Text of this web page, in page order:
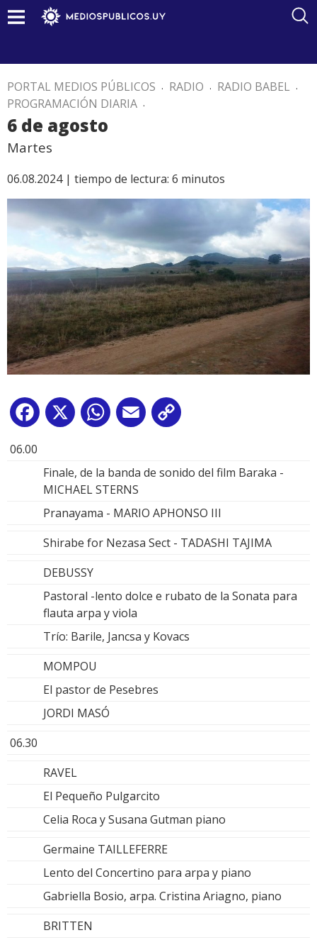
PORTAL MEDIOS PÚBLICOS . RADIO . RADIO BABEL .
PROGRAMACIÓN DIARIA .
6 de agosto
Martes
06.08.2024 | tiempo de lectura: 6 minutos
Facebook
X WhatsApp
Email
06.00
Finale, de la banda de sonido del film Baraka -
MICHAEL STERNS
Pranayama - MARIO APHONSO III
Shirabe for Nezasa Sect - TADASHI TAJIMA
DEBUSSY
Pastoral -lento dolce e rubato de la Sonata para
flauta arpa y viola
Trío: Barile, Jancsa y Kovacs
MOMPOU
El pastor de Pesebres
JORDI MASÓ
06.30
RAVEL
El Pequeño Pulgarcito
Celia Roca y Susana Gutman piano
Germaine TAILLEFERRE
Lento del Concertino para arpa y piano
Gabriella Bosio, arpa. Cristina Ariagno, piano
BRITTEN